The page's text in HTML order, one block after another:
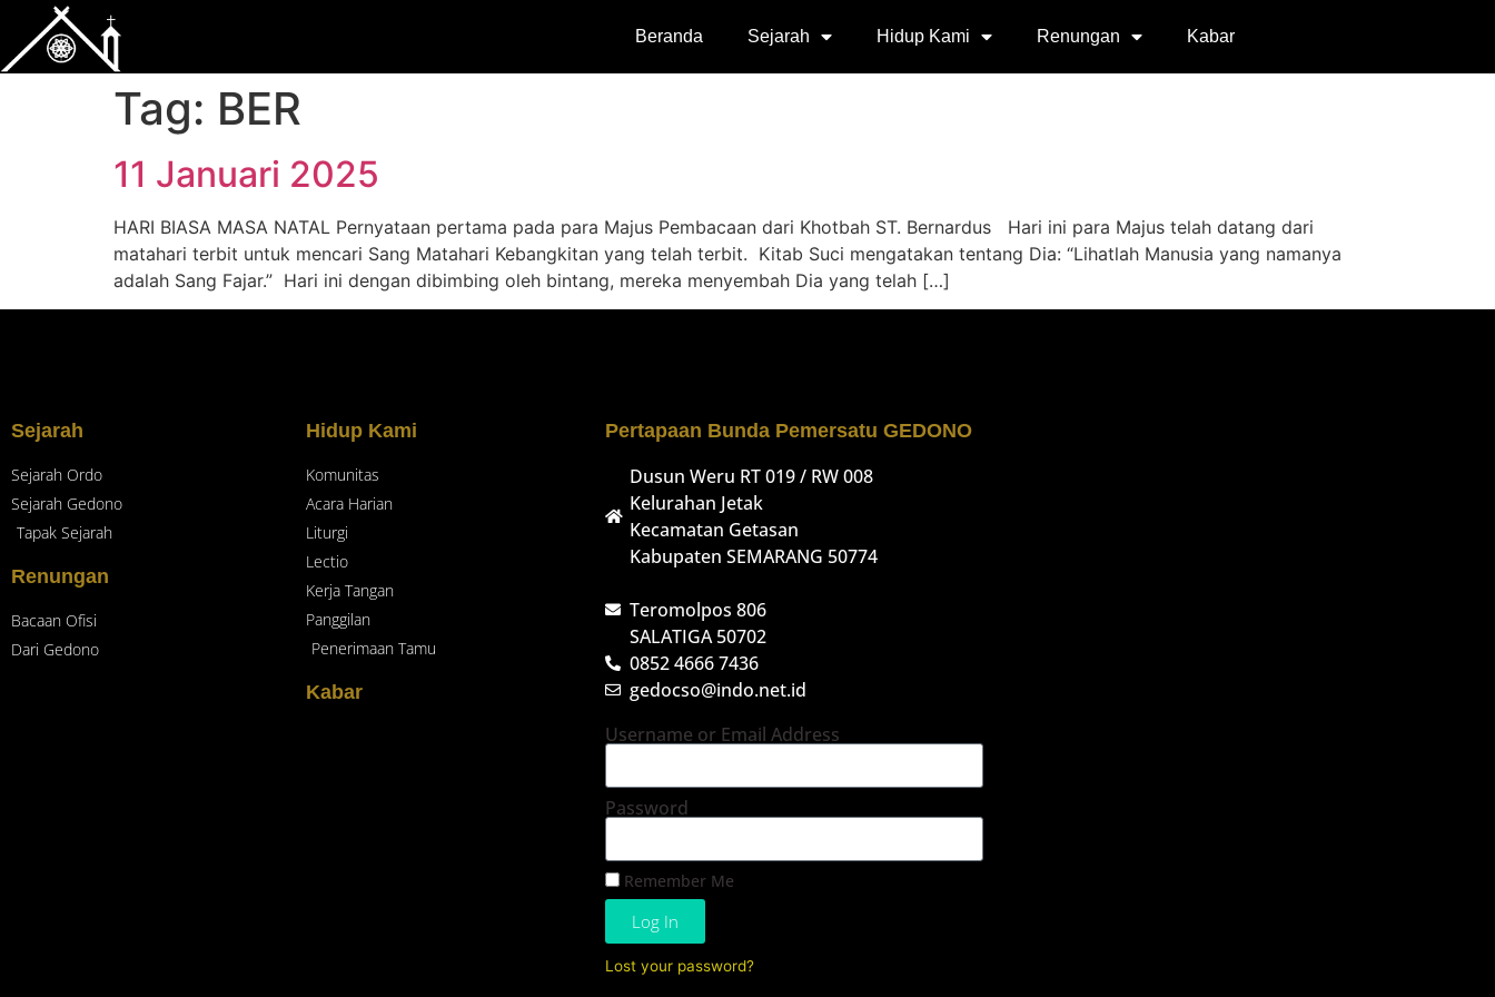
Beranda Sejarah Hidup Kami Renungan Kabar
Tag: BER
11 Januari 2025
HARI BIASA MASA NATAL Pernyataan pertama pada para Majus Pembacaan dari Khotbah ST. Bernardus Hari ini para Majus telah datang dari
matahari terbit untuk mencari Sang Matahari Kebangkitan yang telah terbit. Kitab Suci mengatakan tentang Dia: “Lihatlah Manusia yang namanya
adalah Sang Fajar.” Hari ini dengan dibimbing oleh bintang, mereka menyembah Dia yang telah […]
Sejarah
Sejarah Ordo
Sejarah Gedono
Tapak Sejarah
Renungan
Bacaan Ofisi
Dari Gedono
Hidup Kami
Komunitas
Acara Harian
Liturgi
Lectio
Kerja Tangan
Panggilan
Penerimaan Tamu
Kabar
Pertapaan Bunda Pemersatu GEDONO
Dusun Weru RT 019 / RW 008
Kelurahan Jetak
Kecamatan Getasan
Kabupaten SEMARANG 50774
Teromolpos 806
SALATIGA 50702
0852 4666 7436
gedocso@indo.net.id
Username or Email Address
Password
Remember Me
Log In
Lost your password?